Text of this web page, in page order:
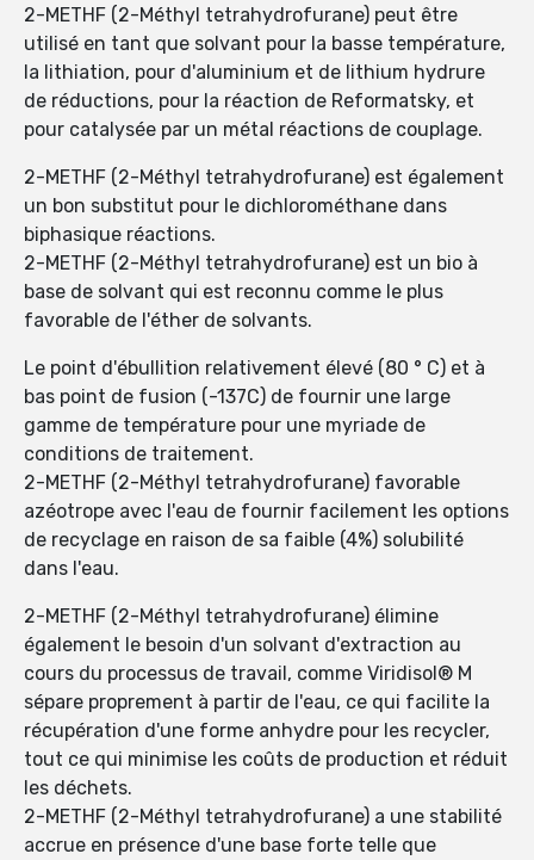
2-METHF (2-Méthyl tetrahydrofurane) peut être
utilisé en tant que solvant pour la basse température,
la lithiation, pour d'aluminium et de lithium hydrure
de réductions, pour la réaction de Reformatsky, et
pour catalysée par un métal réactions de couplage.
2-METHF (2-Méthyl tetrahydrofurane) est également
un bon substitut pour le dichlorométhane dans
biphasique réactions.
2-METHF (2-Méthyl tetrahydrofurane) est un bio à
base de solvant qui est reconnu comme le plus
favorable de l'éther de solvants.
Le point d'ébullition relativement élevé (80 ° C) et à
bas point de fusion (-137C) de fournir une large
gamme de température pour une myriade de
conditions de traitement.
2-METHF (2-Méthyl tetrahydrofurane) favorable
azéotrope avec l'eau de fournir facilement les options
de recyclage en raison de sa faible (4%) solubilité
dans l'eau.
2-METHF (2-Méthyl tetrahydrofurane) élimine
également le besoin d'un solvant d'extraction au
cours du processus de travail, comme Viridisol® M
sépare proprement à partir de l'eau, ce qui facilite la
récupération d'une forme anhydre pour les recycler,
tout ce qui minimise les coûts de production et réduit
les déchets.
2-METHF (2-Méthyl tetrahydrofurane) a une stabilité
accrue en présence d'une base forte telle que